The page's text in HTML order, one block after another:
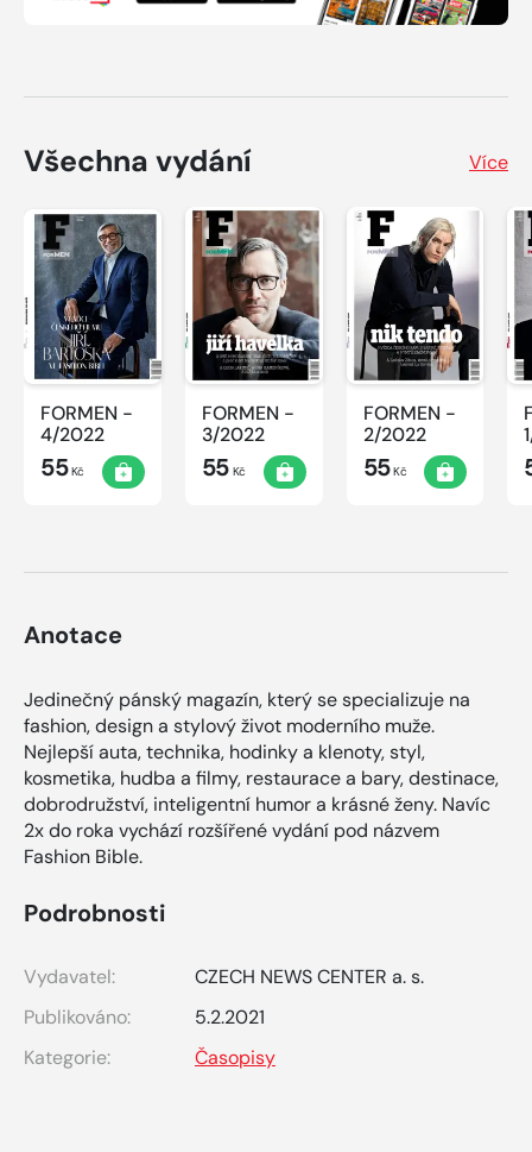
Všechna vydání Více
FORMEN -
4/2022
55Kč
FORMEN -
3/2022
55Kč
FORMEN -
2/2022
55Kč
Anotace
Jedinečný pánský magazín, který se specializuje na
fashion, design a stylový život moderního muže.
Nejlepší auta, technika, hodinky a klenoty, styl,
kosmetika, hudba a filmy, restaurace a bary, destinace,
dobrodružství, inteligentní humor a krásné ženy. Navíc
2x do roka vychází rozšířené vydání pod názvem
Fashion Bible.
Podrobnosti
Vydavatel:
CZECH NEWS CENTER a. s.
Publikováno:
5.2.2021
Kategorie:
Časopisy